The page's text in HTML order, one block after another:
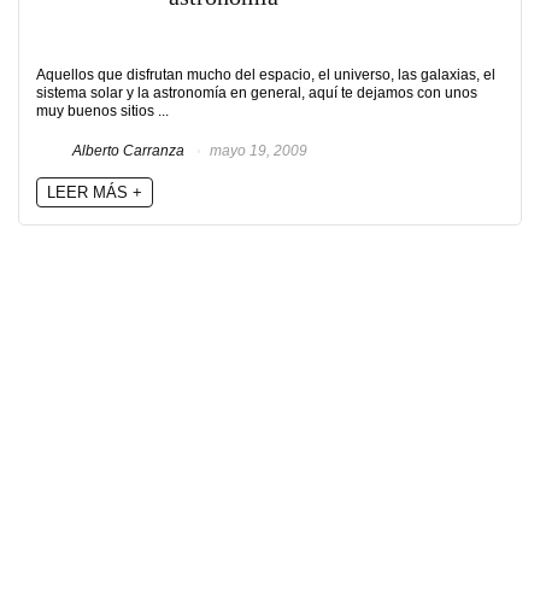
Aquellos que disfrutan mucho del espacio, el universo, las galaxias, el
sistema solar y la astronomía en general, aquí te dejamos con unos
muy buenos sitios ...
Alberto Carranza mayo 19, 2009
LEER MÁS +